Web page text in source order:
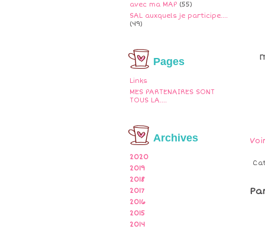
avec ma MAP (55)
SAL auxquels je participe....
(49)
Pages
Links
MES PARTENAIRES SONT
TOUS LA....
Archives
2020
2019
2018
2017
2016
2015
2014